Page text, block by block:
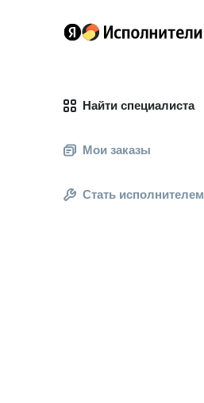
Найти специалиста
Мои заказы
Стать исполнителем